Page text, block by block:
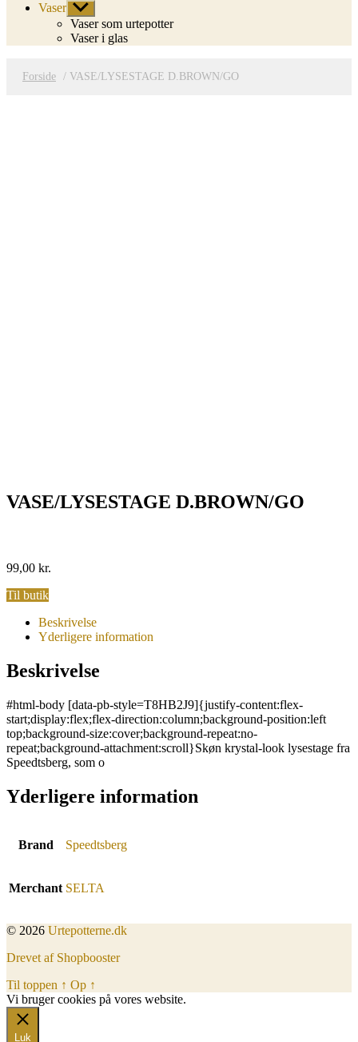
Vaser Vis
undermenu
Vaser som urtepotter
Vaser i glas
Forside / VASE/LYSESTAGE D.BROWN/GO
VASE/LYSESTAGE D.BROWN/GO
99,00 kr.
Til butik
Beskrivelse
Yderligere information
Beskrivelse
#html-body [data-pb-style=T8HB2J9]{justify-content:flex-
start;display:flex;flex-direction:column;background-position:left
top;background-size:cover;background-repeat:no-
repeat;background-attachment:scroll}Skøn krystal-look lysestage fra
Speedtsberg, som o
Yderligere information
Brand Speedtsberg
Merchant SELTA
© 2026 Urtepotterne.dk
Drevet af Shopbooster
Til toppen ↑ Op ↑
Vi bruger cookies på vores website.
Luk